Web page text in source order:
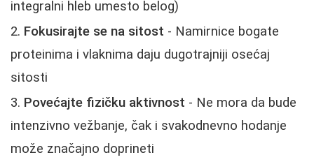
integralni hleb umesto belog)
Fokusirajte se na sitost - Namirnice bogate
proteinima i vlaknima daju dugotrajniji osećaj
sitosti
Povećajte fizičku aktivnost - Ne mora da bude
intenzivno vežbanje, čak i svakodnevno hodanje
može značajno doprineti